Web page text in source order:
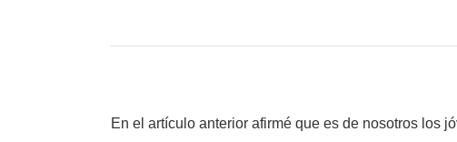
En el artículo anterior afirmé que es de nosotros los